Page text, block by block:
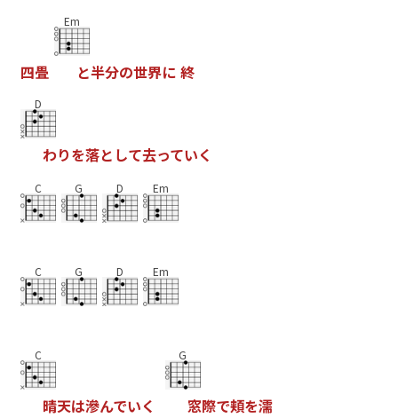
四畳
Em
と半分の世界に 終
D
わりを落と して去っていく
C G D Em
C G D Em
C
晴天は滲んでいく
G
窓際で頬を濡